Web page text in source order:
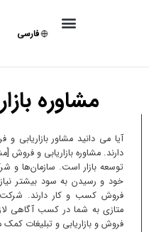
فارسی
مشاوره
آیا می دانید مشاور بازاریابی
دارند. مشاوره بازاریابی و فروش
توسعه بازار است. سازمان‌ها و
خود و رسیدن به سود بیشتر
فروش کسب و کار دارند. شرکت
متازی به شما در کسب آگاهی
فروش و بازاریابی و تبلیغات